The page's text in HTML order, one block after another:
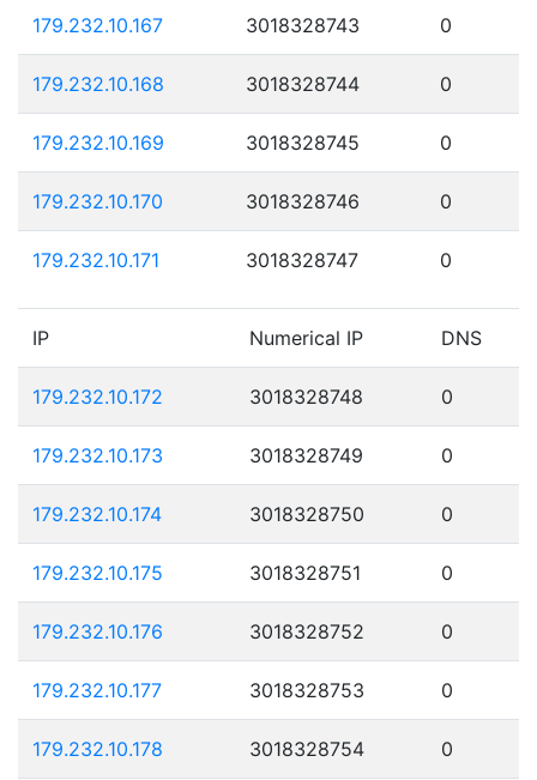
179.232.10.167 3018328743 0
179.232.10.168 3018328744 0
179.232.10.169 3018328745 0
179.232.10.170 3018328746 0
179.232.10.171 3018328747 0
IP Numerical IP DNS
179.232.10.172 3018328748 0
179.232.10.173 3018328749 0
179.232.10.174 3018328750 0
179.232.10.175 3018328751 0
179.232.10.176 3018328752 0
179.232.10.177 3018328753 0
179.232.10.178 3018328754 0